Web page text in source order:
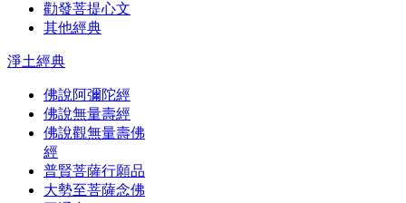
勸發菩提心文
其他經典
淨土經典
佛說阿彌陀經
佛說無量壽經
佛說觀無量壽佛
經
普賢菩薩行願品
大勢至菩薩念佛